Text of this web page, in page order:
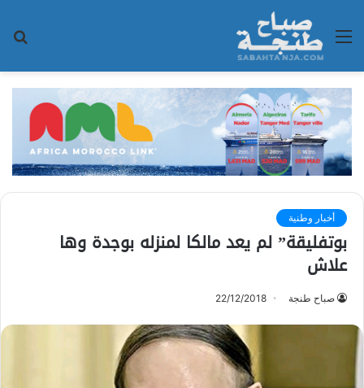
القائمة
أخبار وطنية
بوتفليقة” لم يعد مالكا لمنزله بوجدة وها
علاش
صباح طنجة 22/12/2018